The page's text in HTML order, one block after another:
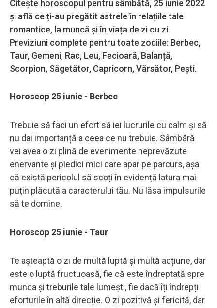
Citește horoscopul pentru sâmbătă, 25 iunie 2022
și află ce ți-au pregătit astrele în relațiile tale
romantice, la muncă și în viața de zi cu zi.
Previziuni complete pentru toate zodiile: Berbec,
Taur, Gemeni, Rac, Leu, Fecioară, Balanță,
Scorpion, Săgetător, Capricorn, Vărsător, Pești.
Horoscop 25 iunie - Berbec
Trebuie să faci un efort să iei lucrurile cu calm și să
nu dai importanță a ceea ce nu trebuie. Sâmbără
vei avea o zi plină de evenimente neprevăzute
enervante și piedici mici care apar pe parcurs, așa
că există pericolul să scoți în evidență latura mai
puțin plăcută a caracterului tău. Nu lăsa impulsurile
să te domine.
Horoscop 25 iunie - Taur
Te așteaptă o zi de multă luptă și multă acțiune, dar
este o luptă fructuoasă, fie că este îndreptată spre
munca și treburile tale lumești, fie dacă îți îndrepți
eforturile în altă direcție. O zi pozitivă și fericită, dar